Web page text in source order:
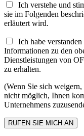
Ich verstehe und
sie im Folgenden
erläutert wird.
Ich habe
Informationen zu den
Dienstleistungen von
zu erhalten.
(Wenn Sie sich
nicht möglich, Ihnen
Unternehmens